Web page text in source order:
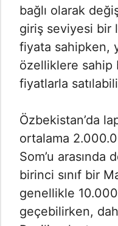
bağlı olarak
giriş seviyesi bir
fiyata sahipken,
özelliklere sahip
fiyatlarla
Özbekistan’da
ortalama
Som’u arasında
birinci sınıf bir
genellikle
geçebilirken,